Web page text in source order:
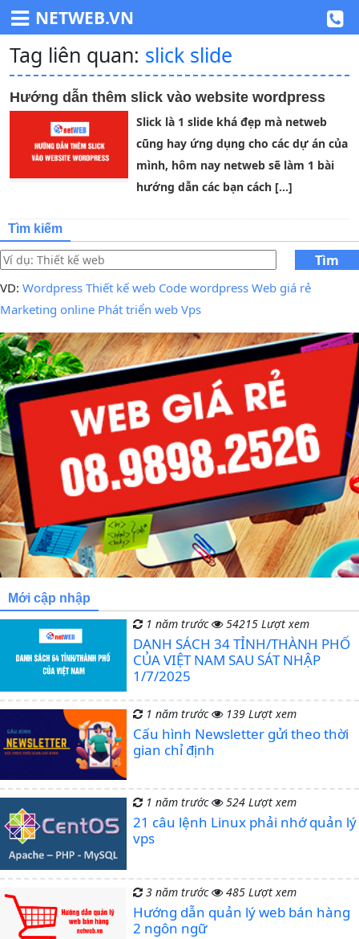
NETWEB.VN
Tag liên quan: slick slide
Hướng dẫn thêm slick vào website wordpress
Slick là 1 slide khá đẹp mà netweb
cũng hay ứng dụng cho các dự án của
mình, hôm nay netweb sẽ làm 1 bài
hướng dẫn các bạn cách […]
Tìm kiếm
Tìm
VD: Wordpress Thiết kế web Code wordpress Web giá rẻ
Marketing online Phát triển web Vps
Mới cập nhập
1 năm trước 54215 Lượt xem
DANH SÁCH 34 TỈNH/THÀNH PHỐ
CỦA VIỆT NAM SAU SÁT NHẬP
1/7/2025
1 năm trước 139 Lượt xem
Cấu hình Newsletter gửi theo thời
gian chỉ định
1 năm trước 524 Lượt xem
21 câu lệnh Linux phải nhớ quản lý
vps
3 năm trước 485 Lượt xem
Hướng dẫn quản lý web bán hàng
2 ngôn ngữ